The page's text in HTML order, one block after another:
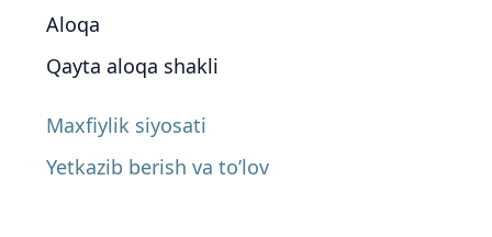
Aloqa
Qayta aloqa shakli
Maxfiylik siyosati
Yetkazib berish va to’lov